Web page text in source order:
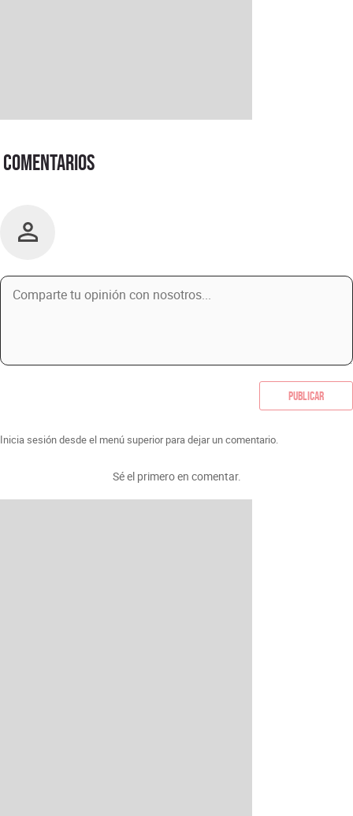
Comentarios
Publicar
Inicia sesión desde el menú superior para dejar un comentario.
Sé el primero en comentar.